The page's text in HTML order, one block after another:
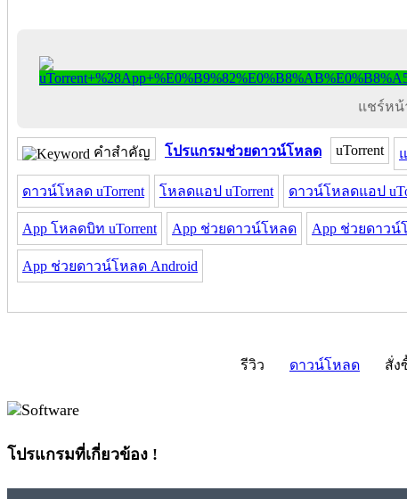
แชร์หน้
คำสำคัญ โปรแกรมช่วยดาวน์โหลด uTorrent
ดาวน์โหลด uTorrent โหลดแอป uTorrent ดาวน์โหลดแอป
App โหลดบิท uTorrent App ช่วยดาวน์โหลด App ช่วยดาวน์
App ช่วยดาวน์โหลด Android
รีวิว ดาวน์โหลด สั่ง
โปรแกรมที่เกี่ยวข้อง !